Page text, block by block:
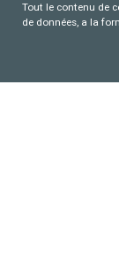
Tout le contenu de
de données, a la